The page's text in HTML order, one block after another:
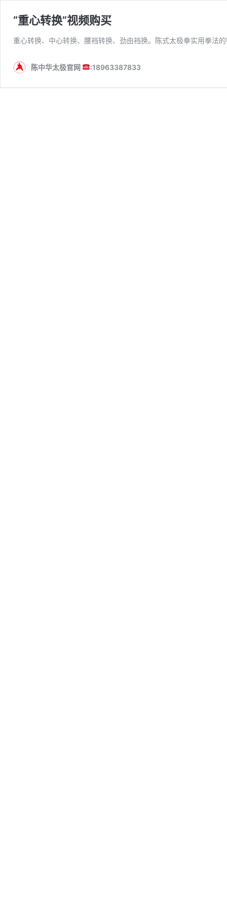
“重心转换”视频购买
重心转换、中心转换、腰裆转换、劲由裆换。陈式太极拳实用拳
陈中华太极官网 :18963387833